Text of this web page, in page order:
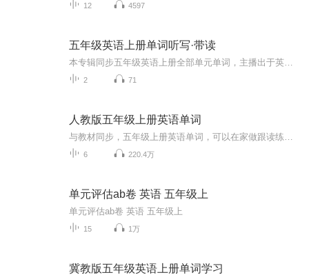
12 4597
五年级英语上册单词听写·带读
2 71
人教版五年级上册英语单词
6 220.4万
单元评估ab卷 英语 五年级上
单元评估ab卷 英语 五年级上
15 1万
冀教版五年级英语上册单词学习